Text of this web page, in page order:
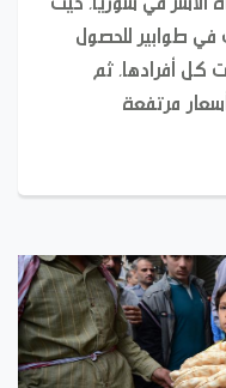
في طوابير للحصول
كل أفرادها، ثم
مرتفعة